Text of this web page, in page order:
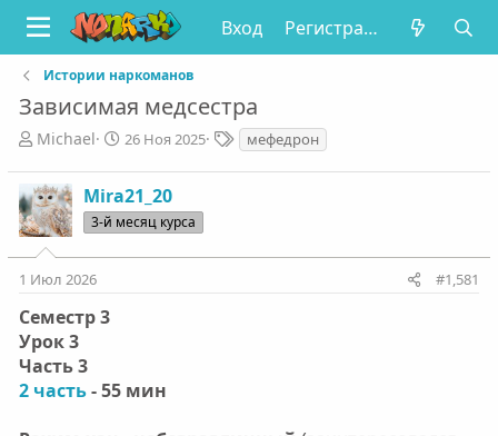
Вход Регистрация
Истории наркоманов
Зависимая медсестра
А
т
о
р
т
е
м
Michael
Д
т
а
н
ч
26 Ноя 2025
Т
е
г
мефедрон
Mira21_20
3-й месяц курса
1 Июл 2026 #1,581
Семестр 3
Урок 3
Часть 3
2 часть- 55 мин